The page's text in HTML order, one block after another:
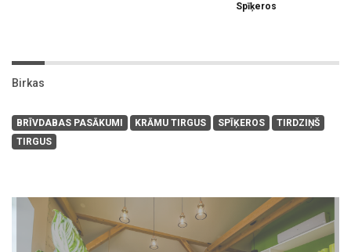
Spīķeros
Birkas
BRĪVDABAS PASĀKUMI KRĀMU TIRGUS SPĪĶEROS
TIRDZIŅŠ
TIRGUS